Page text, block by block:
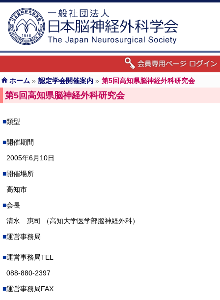
ホーム » 認定学会開催案内 » 第5回高知県脳神経外科研究会
第5回高知県脳神経外科研究会
類型
開催期間
2005年6月10日
開催場所
高知市
会長
清水 惠司 （高知大学医学部脳神経外科）
運営事務局
運営事務局TEL
088-880-2397
運営事務局FAX